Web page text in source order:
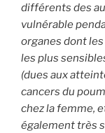
différents des
vulnérable
organes dont
les plus
(dues aux
cancers du
chez la femme,
également très